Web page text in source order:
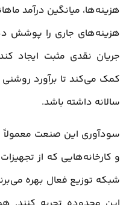
هزینه‌ها، میانگین درآمد
هزینه‌های جاری را پوشش
جریان نقدی مثبت ایجاد
کمک می‌کند تا برآورد
سالانه داشته باشد.
سودآوری این صنعت
و کارخانه‌هایی که از
شبکه توزیع فعال بهره